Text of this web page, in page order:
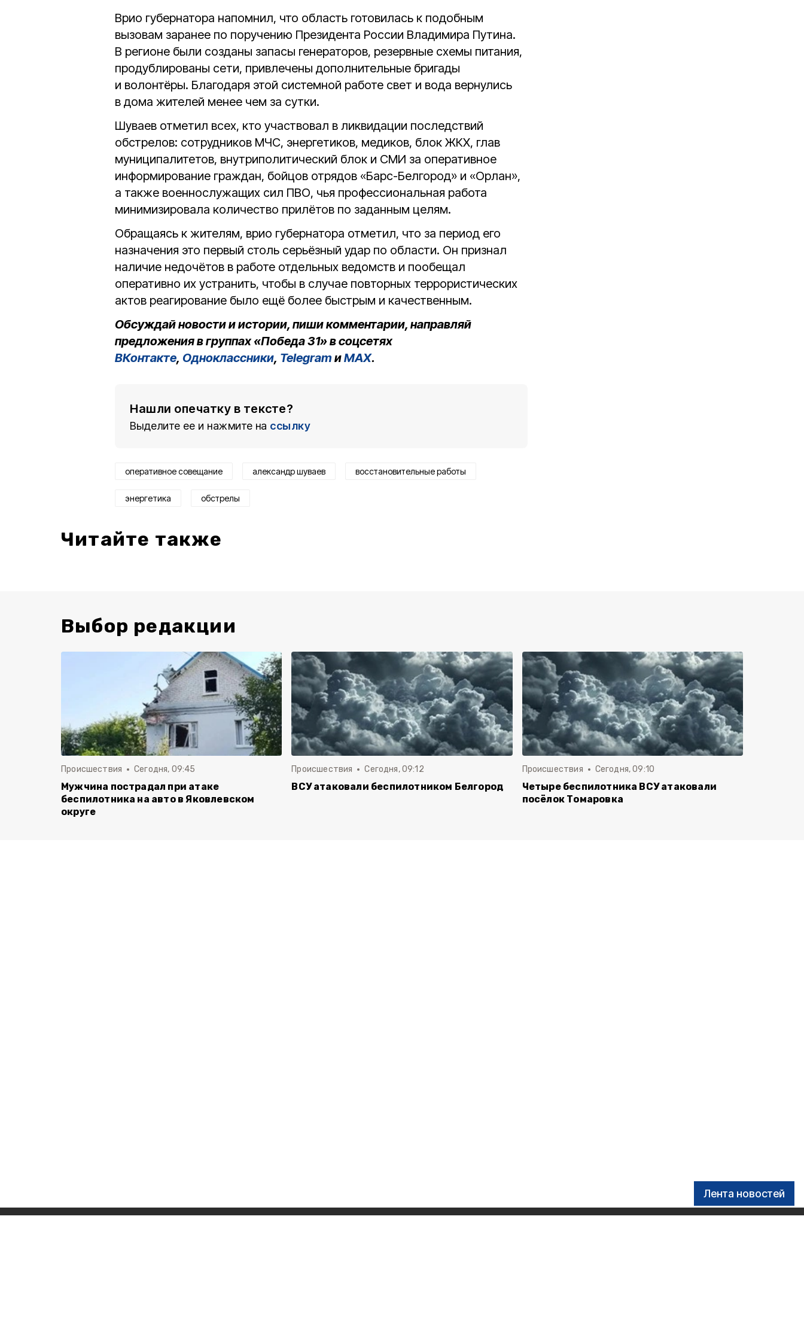
Лента новостей
Врио губернатора напомнил, что область готовилась к подобным
вызовам заранее по поручению Президента России Владимира Путина.
В регионе были созданы запасы генераторов, резервные схемы питания,
продублированы сети, привлечены дополнительные бригады
и волонтёры. Благодаря этой системной работе свет и вода вернулись
в дома жителей менее чем за сутки.
Шуваев отметил всех, кто участвовал в ликвидации последствий
обстрелов: сотрудников МЧС, энергетиков, медиков, блок ЖКХ, глав
муниципалитетов, внутриполитический блок и СМИ за оперативное
информирование граждан, бойцов отрядов «Барс-Белгород» и «Орлан»,
а также военнослужащих сил ПВО, чья профессиональная работа
минимизировала количество прилётов по заданным целям.
Обращаясь к жителям, врио губернатора отметил, что за период его
назначения это первый столь серьёзный удар по области. Он признал
наличие недочётов в работе отдельных ведомств и пообещал
оперативно их устранить, чтобы в случае повторных террористических
актов реагирование было ещё более быстрым и качественным.
Обсуждай новости и истории, пиши комментарии, направляй
предложения в группах «Победа 31» в соцсетях
ВКонтакте, Одноклассники, Telegram иMAX.
Нашли опечатку в тексте?
Выделите ее и нажмите на ссылку
оперативное совещание александр шуваев восстановительные работы
энергетика обстрелы
Читайте также
Выбор редакции
Происшествия Сегодня, 09:45
Мужчина пострадал при атаке
беспилотника на авто в Яковлевском
округе
Происшествия Сегодня, 09:12
ВСУ атаковали беспилотником Белгород
Происшествия Сегодня, 09:10
Четыре беспилотника ВСУ атаковали
посёлок Томаровка